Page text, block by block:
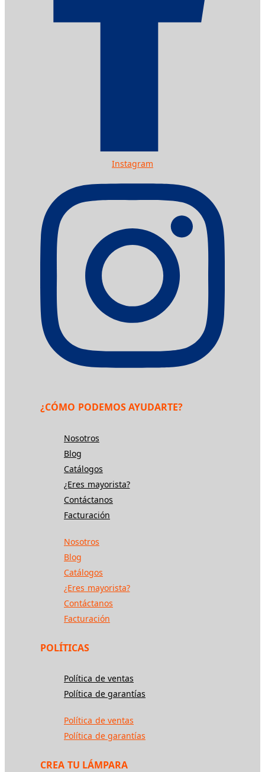
Instagram
¿CÓMO PODEMOS AYUDARTE?
Nosotros
Blog
Catálogos
¿Eres mayorista?
Contáctanos
Facturación
Nosotros
Blog
Catálogos
¿Eres mayorista?
Contáctanos
Facturación
POLÍTICAS
Política de ventas
Política de garantías
Política de ventas
Política de garantías
CREA TU LÁMPARA